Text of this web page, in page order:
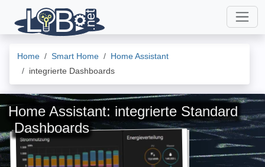
Home Smart Home
Home Assistant
integrierte Dashboards
Home Assistant: integrierte Standard
Dashboards